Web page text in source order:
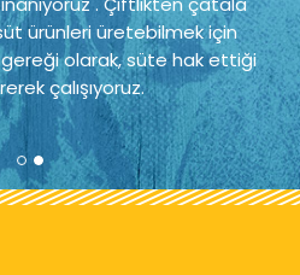
ürünleri üretebilmek için
gereği olarak, süte hak ettiği
çalışıyoruz.